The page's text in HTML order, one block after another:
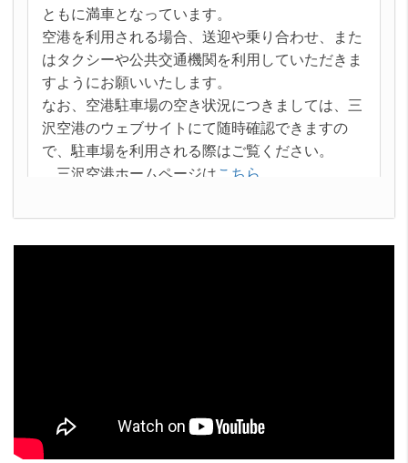
ます。
2024年4月1日
2024年度版「バスマップはちのへ」をアップしまし
た。
2024年4月1日
2024年度版「八戸駅～中心街間共同運行(市営バス・
南部バス)リーフレット」をアップしました。
2024年3月5日
なろうよ！バスドライバー☆の開催について
【三沢空港振興会企画】2/29~3/2催行「長崎・天草・
2023年8月31日
「三沢基地航空祭」開催に伴い臨時列車を運転します
★
ともに満車となっています。
空港を利用される場合、送迎や乗り合わせ、また
はタクシーや公共交通機関を利用していただきま
すようにお願いいたします。
なお、空港駐車場の空き状況につきましては、三
沢空港のウェブサイトにて随時確認できますの
で、駐車場を利用される際はご覧ください。
三沢空港ホームページは こちら
〇満車が予想される期間
令和８年４月24日（金）～令和８年５月10日
八日町）、ハイテクパーク入口で乗降できます。
三沢駅や三沢市内でも乗降できるなど、空港のご